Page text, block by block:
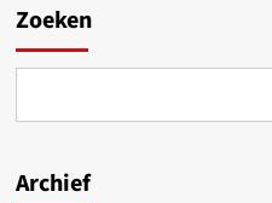
Zoeken
Archief